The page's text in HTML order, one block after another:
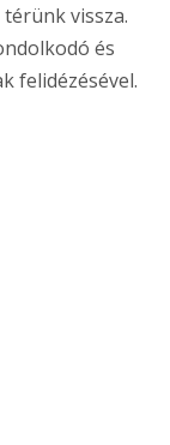
vissza.
és
felidézésével.